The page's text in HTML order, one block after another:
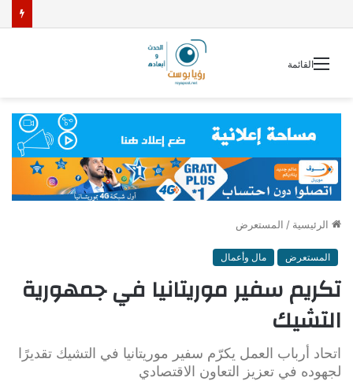
القائمة
الرئيسية / المستعرض
المستعرض مال وأعمال
تكريم سفير موريتانيا في جمهورية
التشيك
اتحاد أرباب العمل يكرّم سفير موريتانيا في التشيك تقديرًا
لجهوده في تعزيز التعاون الاقتصادي